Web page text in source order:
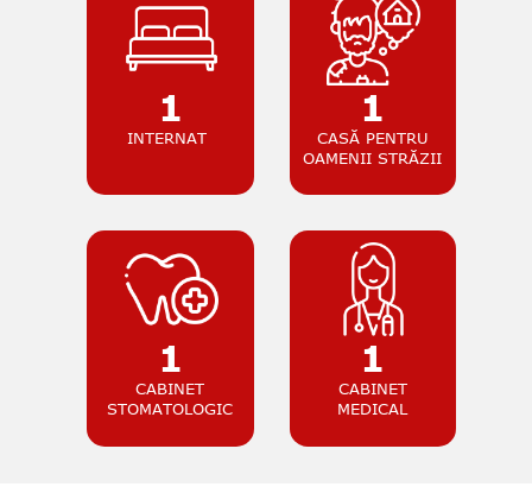
1
INTERNAT
1
CASĂ PENTRU
OAMENII STRĂZII
1
CABINET
STOMATOLOGIC
1
CABINET
MEDICAL